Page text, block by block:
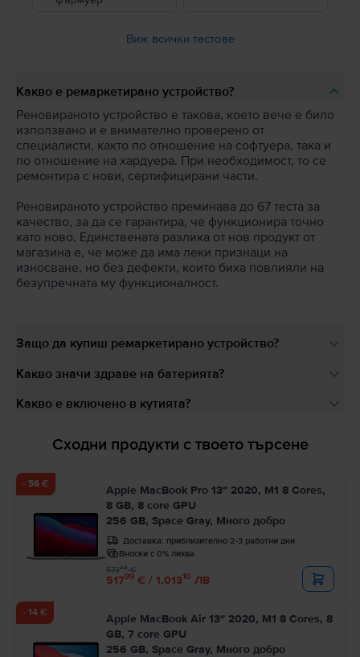
Виж всички тестове
Какво е ремаркетирано устройство?
Реновираното устройство е такова, което вече е било
използвано и е внимателно проверено от
специалисти, както по отношение на софтуера, така и
по отношение на хардуера. При необходимост, то се
ремонтира с нови, сертифицирани части.
Реновираното устройство преминава до 67 теста за
качество, за да се гарантира, че функционира точно
като ново. Единствената разлика от нов продукт от
магазина е, че може да има леки признаци на
износване, но без дефекти, които биха повлияли на
безупречната му функционалност.
Защо да купиш ремаркетирано устройство?
Какво значи здраве на батерията?
Какво е включено в кутията?
Сходни продукти с твоето търсене
- 56 €
Apple MacBook Pro 13″ 2020, M1 8 Cores,
8 GB, 8 core GPU
256 GB, Space Gray, Много добро
Доставка: приблизително 2-3 работни дни
Вноски с 0% лихва
51799 € / 1.01310 ЛВ
57399€
- 14 €
Apple MacBook Air 13″ 2020, M1 8 Cores, 8
GB, 7 core GPU
256 GB, Space Gray, Много добро